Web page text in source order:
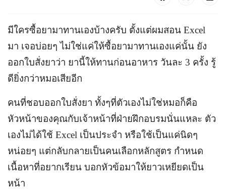
มีใครซื้อยามาทานเองบ้างครับ ตั้งแต่ผมสอน Excel
มา เจอบ่อยๆ ไม่ใช่แค่ให้ซื้อยามาทานเองแค่นั้น ยัง
ออกใบสั่งยาว่า ยานี้ให้ทานก่อนอาหาร วันละ 3 ครั้ง รู้
ดียิ่งกว่าหมอเสียอีก
คนที่ชอบออกใบสั่งยา ทั้งๆที่ตัวเองไม่ใช่หมอก็คือ
หัวหน้าของคุณกับเจ้าหน้าที่ฝ่ายฝึกอบรมนั่นแหละ ตัว
เองไม่ได้ใช้ Excel เป็นประจำ หรือใช้เป็นแค่นิดๆ
หน่อยๆ แต่กลับกลายเป็นคนเลือกหลักสูตร กำหนด
เนื้อหาที่อยากเรียน บอกหัวข้อมาให้ยาวเหยียดเป็น
หน้า